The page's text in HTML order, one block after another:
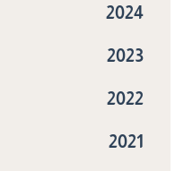
2024
2023
2022
2021